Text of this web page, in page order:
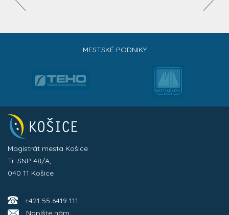
MESTSKÉ PODNIKY
Magistrát mesta Košice
Tr. SNP 48/A,
040 11 Košice
+421 55 6419 111